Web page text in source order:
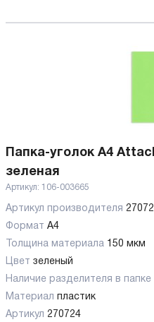
Папка-уголок А4
зеленая
Артикул: 106-003665
Артикул производителя
Формат А4
Толщина материала 150 мкм
Цвет зеленый
Наличие разделителя в папке
Материал пластик
Артикул 270724